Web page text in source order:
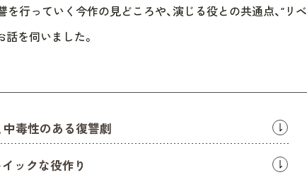
行っていく今作の見どころや、演じる役との共通点、“リベ
話を伺いました。
中毒性のある復讐劇
ックな役作り